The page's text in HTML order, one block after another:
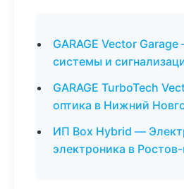
GARAGE Vector
системы и
GARAGE TurboTech
оптика в Нижний
ИП Box Hybrid —
электроника в